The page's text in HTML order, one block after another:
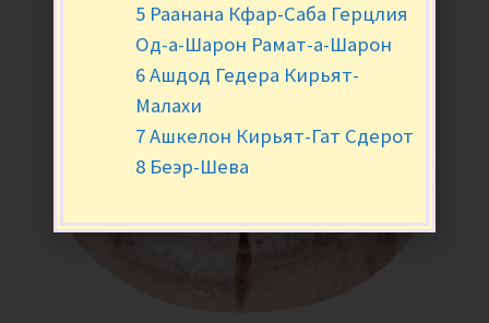
5 Раанана Кфар-Саба Герцлия
Од-а-Шарон Рамат-а-Шарон
6 Ашдод Гедера Кирьят-
Малахи
7 Ашкелон Кирьят-Гат Сдерот
8 Беэр-Шева